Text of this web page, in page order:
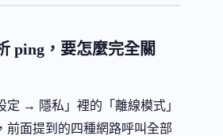
ping，要怎麼完全關
定 → 隱私」裡的「離線模式」
前面提到的四種網路呼叫全部